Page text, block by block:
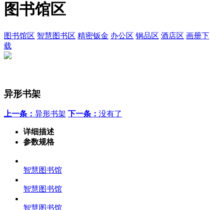
图书馆区
图书馆区 智慧图书区 精密钣金 办公区 钢品区 酒店区 画册下
载
异形书架
上一条： 异形书架 下一条： 没有了
详细描述
参数规格
智慧图书馆
智慧图书馆
智慧图书馆